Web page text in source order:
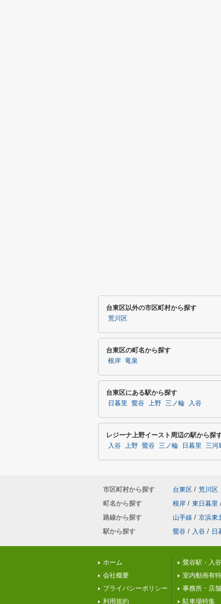
台東区以外の市区町村から探す
荒川区
台東区の町名から探す
根岸 竜泉
台東区にある駅から探す
日暮里 鶯谷 上野 三ノ輪 入谷
レジーナ上野イースト周辺の駅から探
入谷 上野 鶯谷 三ノ輪 日暮里 三河
市区町村から探す 台東区 / 荒川区
町名から探す
根岸 / 東日暮里
路線から探す
山手線 / 京浜東
駅から探す
鶯谷 / 入谷 / 日
ホーム
会社概要
プライバシーポリシー
利用規約
鶯谷駅・入
室内動画有
事務所・店
駐車場特集